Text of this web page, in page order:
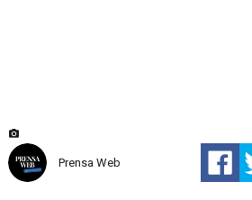
Prensa Web